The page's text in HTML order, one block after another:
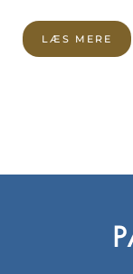
LÆS MERE